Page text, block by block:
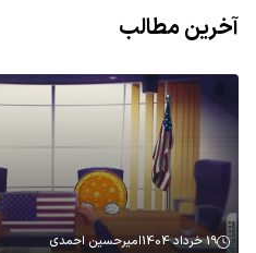
آخرین مطالب
19 خرداد 1404 امیرحسین احمدی